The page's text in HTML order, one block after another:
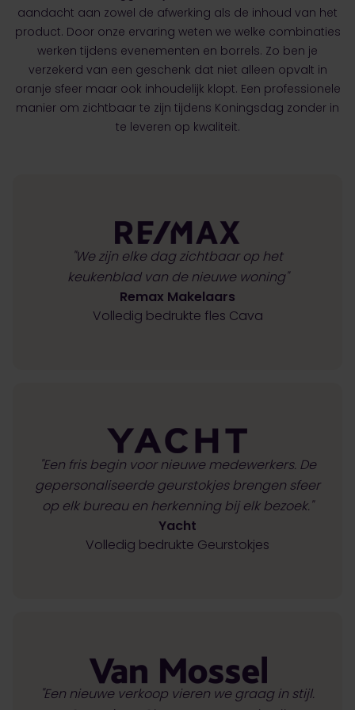
aandacht aan zowel de afwerking als de inhoud van het
product. Door onze ervaring weten we welke combinaties
werken tijdens evenementen en borrels. Zo ben je
verzekerd van een geschenk dat niet alleen opvalt in
oranje sfeer maar ook inhoudelijk klopt. Een professionele
manier om zichtbaar te zijn tijdens Koningsdag zonder in
te leveren op kwaliteit.
"We zijn elke dag zichtbaar op het
keukenblad van de nieuwe woning"
Remax Makelaars
Volledig bedrukte fles Cava
"Een fris begin voor nieuwe medewerkers. De
gepersonaliseerde geurstokjes brengen sfeer
op elk bureau en herkenning bij elk bezoek."
Yacht
Volledig bedrukte Geurstokjes
"Een nieuwe verkoop vieren we graag in stijl.